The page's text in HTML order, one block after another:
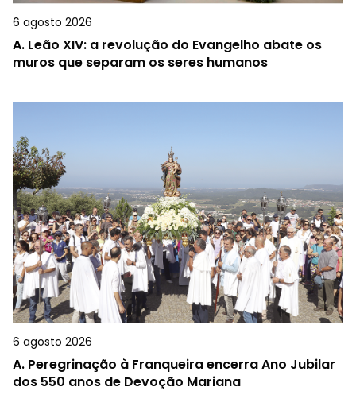
6 agosto 2026
A. Leão XIV: a revolução do Evangelho abate os
muros que separam os seres humanos
6 agosto 2026
A. Peregrinação à Franqueira encerra Ano Jubilar
dos 550 anos de Devoção Mariana